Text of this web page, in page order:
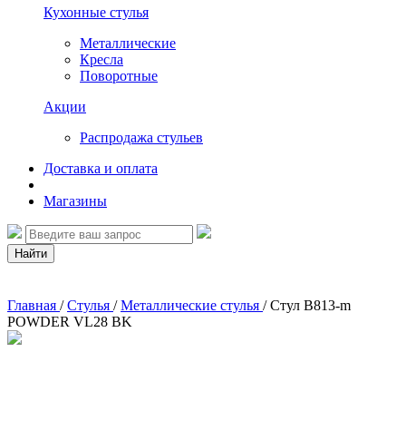
Кухонные стулья
Металлические
Кресла
Поворотные
Акции
Распродажа стульев
Доставка и оплата
Магазины
Найти
Главная / Стулья / Металлические стулья / Стул B813-m
POWDER VL28 BK